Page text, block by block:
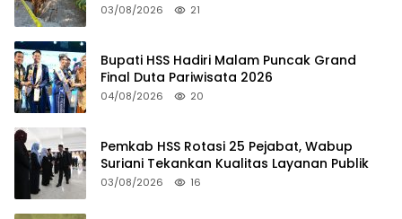
03/08/2026 21
Bupati HSS Hadiri Malam Puncak Grand
Final Duta Pariwisata 2026
04/08/2026 20
Pemkab HSS Rotasi 25 Pejabat, Wabup
Suriani Tekankan Kualitas Layanan Publik
03/08/2026 16